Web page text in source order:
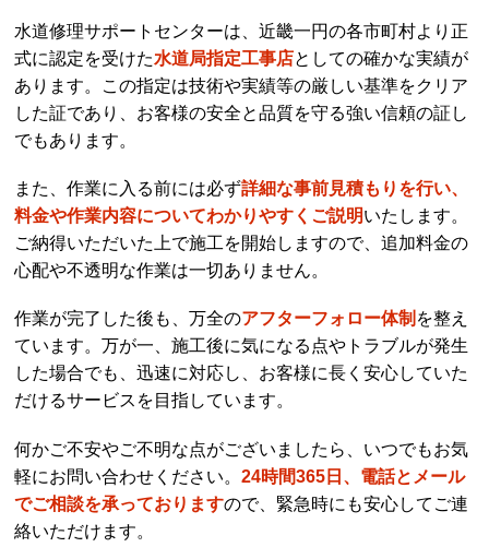
水道修理サポートセンターは、近畿一円の各市町村より正
式に認定を受けた水道局指定工事店としての確かな実績が
あります。この指定は技術や実績等の厳しい基準をクリア
した証であり、お客様の安全と品質を守る強い信頼の証し
でもあります。
また、作業に入る前には必ず詳細な事前見積もりを行い、
料金や作業内容についてわかりやすくご説明いたします。
ご納得いただいた上で施工を開始しますので、追加料金の
心配や不透明な作業は一切ありません。
作業が完了した後も、万全のアフターフォロー体制 を整え
ています。万が一、施工後に気になる点やトラブルが発生
した場合でも、迅速に対応し、お客様に長く安心していた
だけるサービスを目指しています。
何かご不安やご不明な点がございましたら、いつでもお気
軽にお問い合わせください。24時間365日、電話とメール
でご相談を承っておりますので、緊急時にも安心してご連
絡いただけます。